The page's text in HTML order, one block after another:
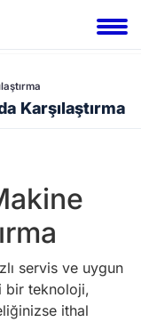
Karşılaştırma
servis ve uygun
bir teknoloji,
ithal